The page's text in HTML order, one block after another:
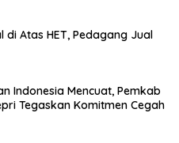
di Atas HET, Pedagang Jual
Indonesia Mencuat, Pemkab
Tegaskan Komitmen Cegah